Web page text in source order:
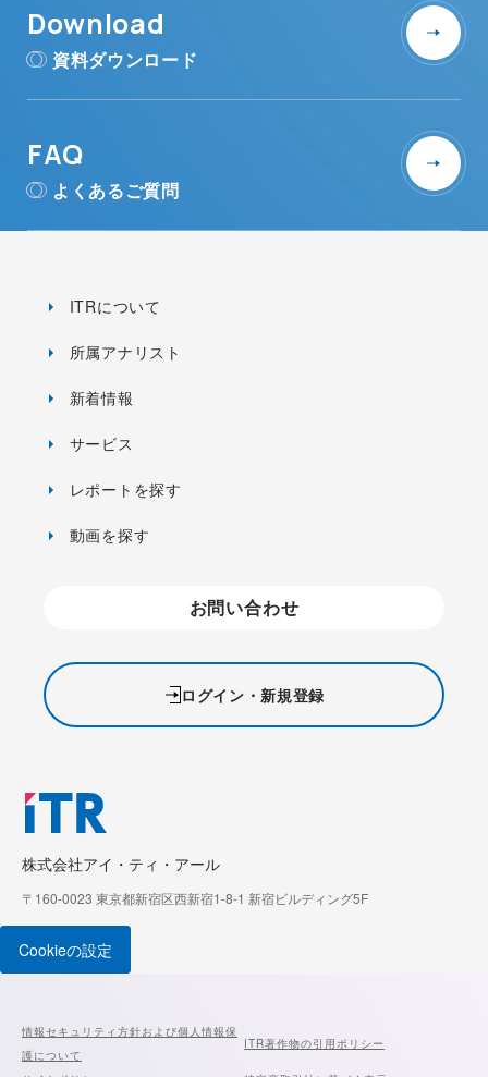
Download
資料ダウンロード
FAQ
よくあるご質問
株式会社アイ・ティ・アール
〒160-0023 東京都新宿区西新宿1-8-1 新宿ビルディング5F
ITRについて
所属アナリスト
新着情報
サービス
レポートを探す
動画を探す
お問い合わせ
ログイン・新規登録
Cookieの設定
情報セキュリティ方針および個人情報保
護について
ITR著作物の引用ポリシー